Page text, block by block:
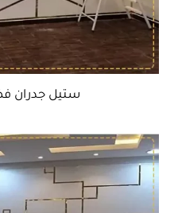
ستيل جدران